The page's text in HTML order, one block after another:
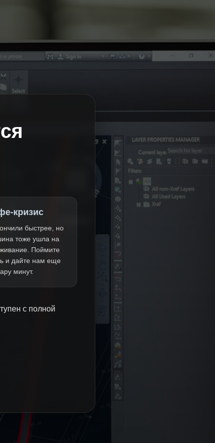
кризис
быстрее, но
тоже ушла на
Поймите
и дайте нам еще
минут.
с полной